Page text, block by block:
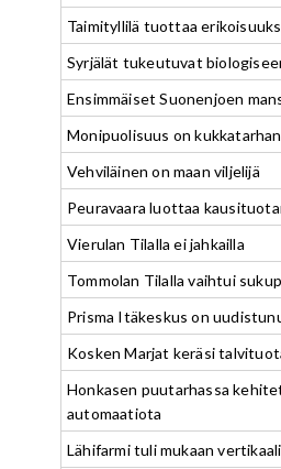
Taimityllilä tuottaa
Syrjälät tukeutuvat
Ensimmäiset Suonenjoen
Monipuolisuus on
Vehviläinen on maan viljelijä
Peuravaara luottaa
Vierulan Tilalla ei jahkailla
Tommolan Tilalla vaihtui
Prisma Itäkeskus on
Kosken Marjat keräsi
Honkasen puutarhassa
automaatiota
Lähifarmi tuli mukaan